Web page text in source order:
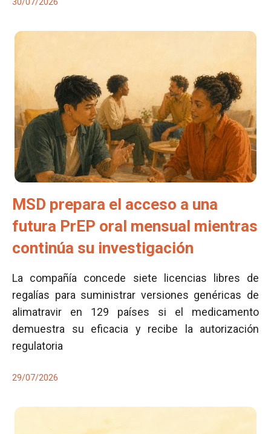
30/07/2026
MSD prepara el acceso a una
futura PrEP oral mensual mientras
continúa su investigación
La compañía concede siete licencias libres de
regalías para suministrar versiones genéricas de
alimatravir en 129 países si el medicamento
demuestra su eficacia y recibe la autorización
regulatoria
29/07/2026